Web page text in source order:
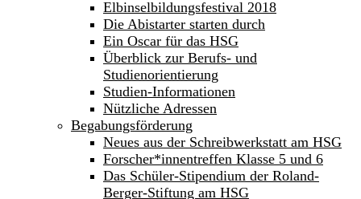
Elbinselbildungsfestival 2018
Die Abistarter starten durch
Ein Oscar für das HSG
Überblick zur Berufs- und
Studienorientierung
Studien-Informationen
Nützliche Adressen
Begabungsförderung
Neues aus der Schreibwerkstatt am HSG
Forscher*innentreffen Klasse 5 und 6
Das Schüler-Stipendium der Roland-
Berger-Stiftung am HSG